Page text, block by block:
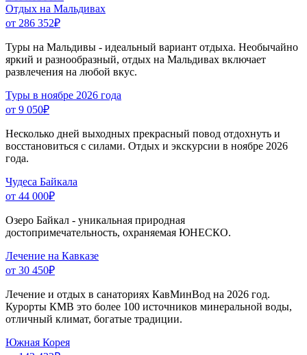
Отдых на Мальдивах
от 286 352₽
Туры на Мальдивы - идеальный вариант отдыха. Необычайно
яркий и разнообразный, отдых на Мальдивах включает
развлечения на любой вкус.
Туры в ноябре 2026 года
от 9 050₽
Несколько дней выходных прекрасный повод отдохнуть и
восстановиться с силами. Отдых и экскурсии в ноябре 2026
года.
Чудеса Байкала
от 44 000₽
Озеро Байкал - уникальная природная
достопримечательность, охраняемая ЮНЕСКО.
Лечение на Кавказе
от 30 450₽
Лечение и отдых в санаториях КавМинВод на 2026 год.
Курорты КМВ это более 100 источников минеральной воды,
отличный климат, богатые традиции.
Южная Корея